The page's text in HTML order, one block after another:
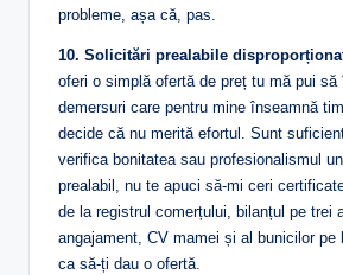
probleme, așa că, pas.
10. Solicitări prealabile
oferi o simplă ofertă de preț tu mă pui să
demersuri care pentru mine înseamnă
decide că nu merită efortul. Sunt
verifica bonitatea sau profesionalismul
prealabil, nu te apuci să-mi ceri
de la registrul comerțului, bilanțul pe trei
angajament, CV mamei și al bunicilor pe
ca să-ți dau o ofertă.